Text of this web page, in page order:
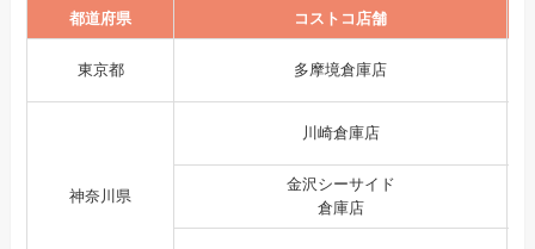
都道府県 コストコ店舗
東京都 多摩境倉庫店
神奈川県
川崎倉庫店
金沢シーサイド
倉庫店